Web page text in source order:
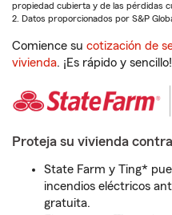
propiedad cubierta y de las pérdidas
2. Datos proporcionados por S&P
Comience su cotización de
vivienda. ¡Es rápido y sencillo!
Proteja su vivienda
State Farm y Ting*
incendios eléctricos
gratuita.